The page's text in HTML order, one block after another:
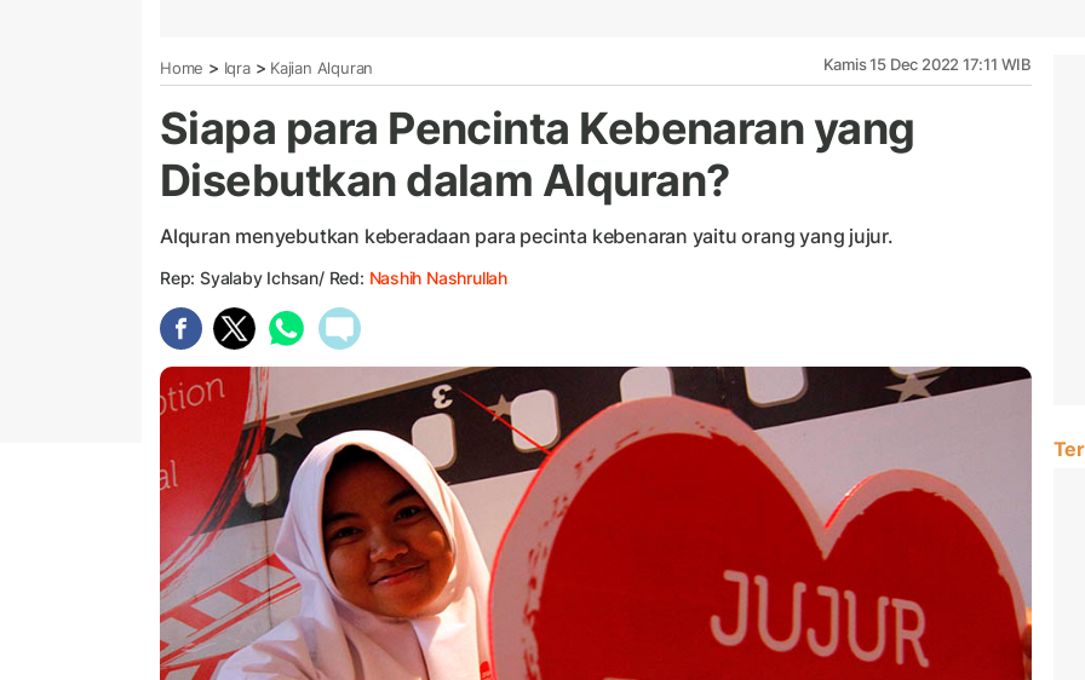
Home > Iqra> Kajian Alquran Kamis 15 Dec 2022 17:11 WIB
Siapa para Pencinta Kebenaran yang
Disebutkan dalam Alquran?
Alquran menyebutkan keberadaan para pecinta kebenaran yaitu orang yang jujur.
Rep: Syalaby Ichsan/ Red: Nashih Nashrullah